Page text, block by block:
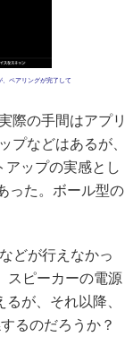
ペアリングが完了して
際の手間はアプリ
プなどはあるが、
ップの実感とし
った。ボール型の
どが行えなかっ
スピーカーの電源
が、それ以降、
するのだろうか？